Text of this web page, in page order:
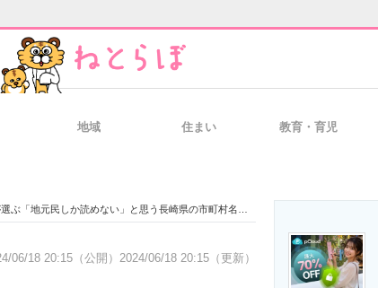
経営リーダーのコミュニティ
地域 住まい 教育・育児
めない」と思う長崎県の市町村名ランキングTOP18！ 第1位は「東彼杵町」【2024年最新投票結果】
06/18 20:15（公開） 2024/06/18 20:15（更新）